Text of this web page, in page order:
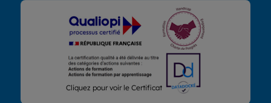
Cliquez pour voir le Certificat
Lors de la navigation sur notre site, nous recueillons et traitons
des données vous concernant qui nous permettent de vous